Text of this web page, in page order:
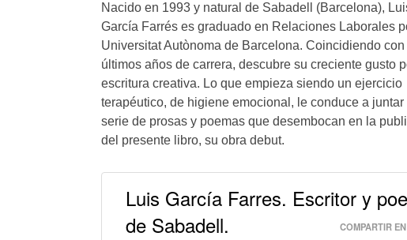
Nacido en 1993 y natural de Sabadell (Barcelona),
García Farrés es graduado en Relaciones Laborales
Universitat Autònoma de Barcelona. Coincidiendo
últimos años de carrera, descubre su creciente gusto
escritura creativa. Lo que empieza siendo un ejercicio
terapéutico, de higiene emocional, le conduce a juntar
serie de prosas y poemas que desembocan en la
del presente libro, su obra debut.
Luis García Farres. Escritor y
de Sabadell.
COMPARTIR